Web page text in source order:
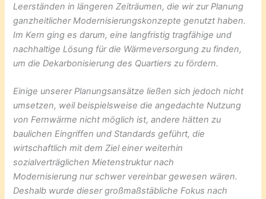
Leerständen in längeren Zeiträumen, die wir zur Planung
ganzheitlicher Modernisierungskonzepte genutzt haben.
Im Kern ging es darum, eine langfristig tragfähige und
nachhaltige Lösung für die Wärmeversorgung zu finden,
um die Dekarbonisierung des Quartiers zu fördern.
Einige unserer Planungsansätze ließen sich jedoch nicht
umsetzen, weil beispielsweise die angedachte Nutzung
von Fernwärme nicht möglich ist, andere hätten zu
baulichen Eingriffen und Standards geführt, die
wirtschaftlich mit dem Ziel einer weiterhin
sozialverträglichen Mietenstruktur nach
Modernisierung nur schwer vereinbar gewesen wären.
Deshalb wurde dieser großmaßstäbliche Fokus nach